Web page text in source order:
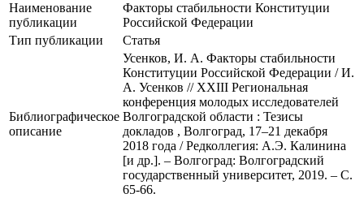
Наименование
публикации
Факторы стабильности Конституции
Российской Федерации
Тип публикации
Статья
Библиографическое
описание
Усенков, И. А. Факторы стабильности
Конституции Российской Федерации / И.
А. Усенков // XXIII Региональная
конференция молодых исследователей
Волгоградской области : Тезисы
докладов , Волгоград, 17–21 декабря
2018 года / Редколлегия: А.Э. Калинина
[и др.]. – Волгоград: Волгоградский
государственный университет, 2019. – С.
65-66.